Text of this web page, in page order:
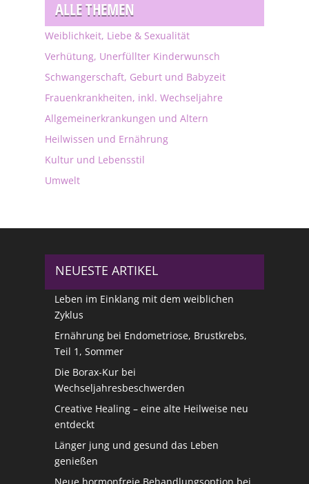
ALLE THEMEN
Weiblichkeit, Liebe & Sexualität
Verhütung, Unerfüllter Kinderwunsch
Schwangerschaft, Geburt und Babyzeit
Frauenkrankheiten, inkl. Wechseljahre
Allgemeinerkrankungen und Altern
Heilwissen und Ernährung
Kultur und Lebensstil
Umwelt
NEUESTE ARTIKEL
Leben im Einklang mit dem weiblichen
Zyklus
Ernährung bei Endometriose, Brustkrebs,
Teil 1, Sommer
Die Borax-Kur bei
Wechseljahresbeschwerden
Creative Healing – eine alte Heilweise neu
entdeckt
Länger jung und gesund das Leben
genießen